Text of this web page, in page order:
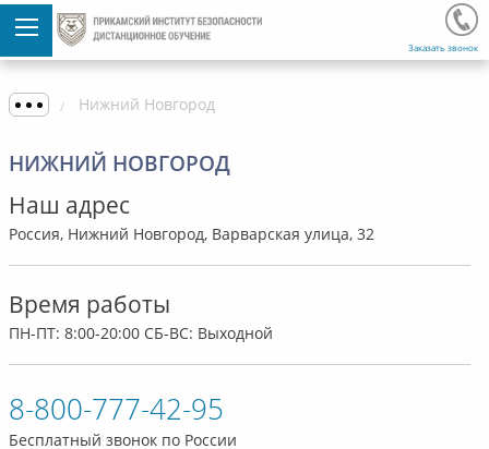
Заказать звонок
Нижний Новгород
НИЖНИЙ НОВГОРОД
Наш адрес
Россия, Нижний Новгород, Варварская улица, 32
Время работы
ПН-ПТ: 8:00-20:00 СБ-ВС: Выходной
8-800-777-42-95
Бесплатный звонок по России